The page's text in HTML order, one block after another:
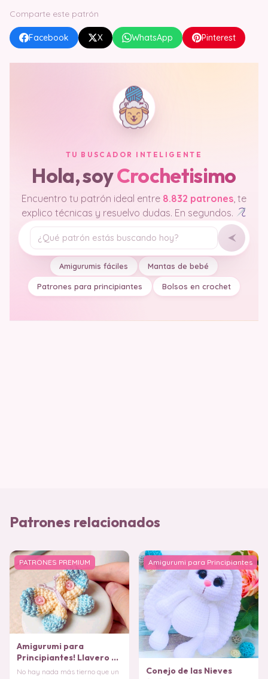
Comparte este patrón
Facebook X WhatsApp Pinterest
TU BUSCADOR INTELIGENTE
Hola, soyCrochetisimo
Encuentro tu patrón ideal entre 8.832 patrones , te
explico técnicas y resuelvo dudas. En segundos.
Tu pregunta
Amigurumis fáciles Mantas de bebé
Patrones para principiantes Bolsos en crochet
Patrones relacionados
PATRONES PREMIUM
Amigurumi para
Principiantes! Llavero de
Mariposa en Crochet
No hay nada más tierno que un
Amigurumi para Principiantes
Conejo de las Nieves